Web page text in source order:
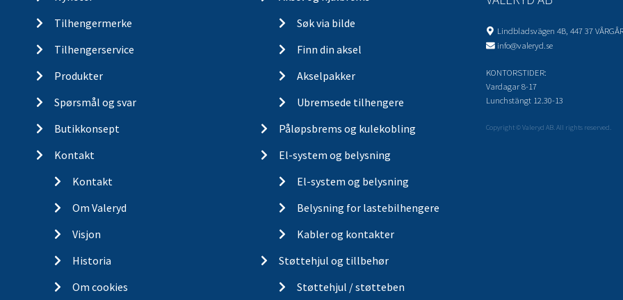
Tilhengermerke
Tilhengerservice
Produkter
Spørsmål og svar
Butikkonsept
Kontakt
Kontakt
Om Valeryd
Visjon
Historia
Om cookies
Søk via bilde
Finn din aksel
Akselpakker
Ubremsede tilhengere
Påløpsbrems og kulekobling
El-system og belysning
El-system og belysning
Belysning for lastebilhengere
Kabler og kontakter
Støttehjul og tillbehør
Støttehjul / støtteben
Lindbladsvägen 4B, 447 37
info@valeryd.se
KONTORSTIDER:
Vardagar 8-17
Lunchstängt 12.30-13
Copyright © Valeryd AB. All rights reserved.